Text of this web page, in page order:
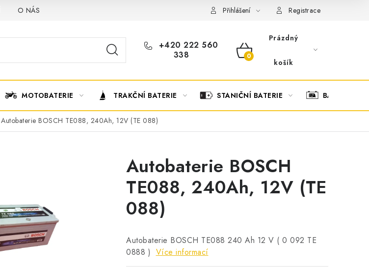
O NÁS OBCHODNÍ PODMÍNKY OCHRANA OSOBNÍCH ÚDAJŮ
Přihlášení Registrace
+420 222 560
338
NÁKUPNÍ
Prázdný
košík
MOTOBATERIE TRAKČNÍ BATERIE STANIČNÍ BATERIE BATERIOVÉ
Autobaterie BOSCH TE088, 240Ah, 12V (TE 088)
Autobaterie BOSCH
TE088, 240Ah, 12V (TE
088)
Autobaterie BOSCH TE088 240 Ah 12 V ( 0 092 TE
0888 ) Více informací